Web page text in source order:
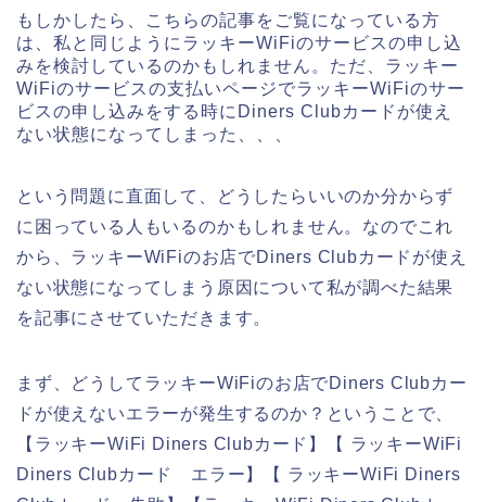
もしかしたら、こちらの記事をご覧になっている方
は、私と同じようにラッキーWiFiのサービスの申し込
みを検討しているのかもしれません。ただ、ラッキー
WiFiのサービスの支払いページでラッキーWiFiのサー
ビスの申し込みをする時にDiners Clubカードが使え
ない状態になってしまった、、、
という問題に直面して、どうしたらいいのか分からず
に困っている人もいるのかもしれません。なのでこれ
から、ラッキーWiFiのお店でDiners Clubカードが使え
ない状態になってしまう原因について私が調べた結果
を記事にさせていただきます。
まず、どうしてラッキーWiFiのお店でDiners Clubカー
ドが使えないエラーが発生するのか？ということで、
【ラッキーWiFi Diners Clubカード】【 ラッキーWiFi
Diners Clubカード エラー】【 ラッキーWiFi Diners